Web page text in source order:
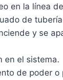
en la línea
de
y se
en el sistema.
de poder o